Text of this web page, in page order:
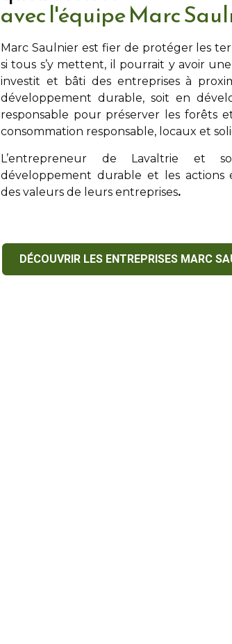
avec l'équipe Marc
Marc Saulnierest fier de protéger les
si tous s’y mettent, il pourrait y avoir
investit et bâti des entreprises à
développement durable, soit en
responsable pour préserver les forêts
consommation responsable, locaux et
L’entrepreneur de Lavaltrie et
développement durable et les actions
des valeurs de leurs entreprises.
DÉCOUVRIR LES ENTREPRISES MARC